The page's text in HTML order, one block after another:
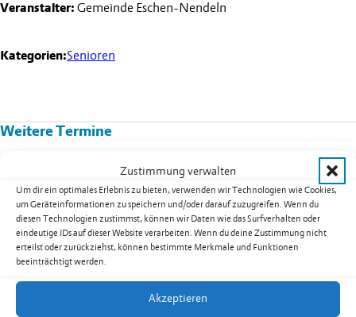
Zustimmung verwalten
Um dir ein optimales Erlebnis zu bieten, verwenden wir Technologien wie Cookies,
um Geräteinformationen zu speichern und/oder darauf zuzugreifen. Wenn du
diesen Technologien zustimmst, können wir Daten wie das Surfverhalten oder
eindeutige IDs auf dieser Website verarbeiten. Wenn du deine Zustimmung nicht
erteilst oder zurückziehst, können bestimmte Merkmale und Funktionen
beeinträchtigt werden.
Akzeptieren
Veranstalter: Gemeinde Eschen-Nendeln
Kategorien:Senioren
Weitere Termine
Kurs 08B02: Yoga für Männer in
Nendeln
Datum:17.08.2026
Uhrzeit:19.30-20.30Uhr
weiterlesen: Kurs 08B02: Yoga für Männer in Nendeln